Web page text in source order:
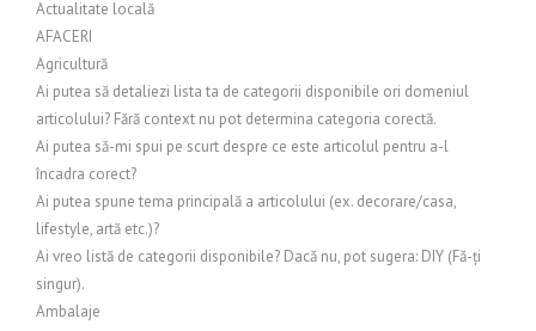
Actualitate locală
AFACERI
Agricultură
Ai putea să detaliezi lista ta de categorii disponibile ori domeniul
articolului? Fără context nu pot determina categoria corectă.
Ai putea să-mi spui pe scurt despre ce este articolul pentru a-l
încadra corect?
Ai putea spune tema principală a articolului (ex. decorare/casa,
lifestyle, artă etc.)?
Ai vreo listă de categorii disponibile? Dacă nu, pot sugera: DIY (Fă-ți
singur).
Ambalaje